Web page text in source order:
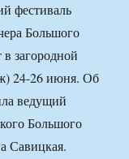
фестиваль
Большого
в загородной
24-26 июня. Об
ведущий
Большого
Савицкая.